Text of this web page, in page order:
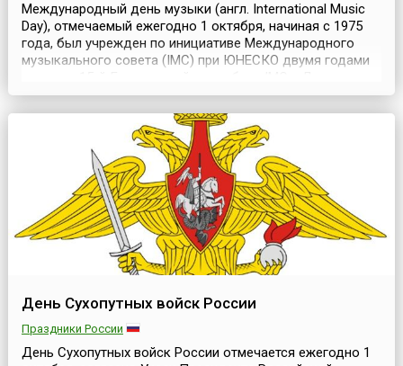
Международный день музыки (англ. International Music
Day), отмечаемый ежегодно 1 октября, начиная с 1975
года, был учрежден по инициативе Международного
музыкального совета (IMC) при ЮНЕСКО двумя годами
Одними из инициаторов учреждения Международного
дня музыки стали композитор Дмитрий Шостакович и
Иегуди Менухин, занимавший тогда пост председ...
День Сухопутных войск России
Праздники России
День Сухопутных войск России отмечается ежегодно 1